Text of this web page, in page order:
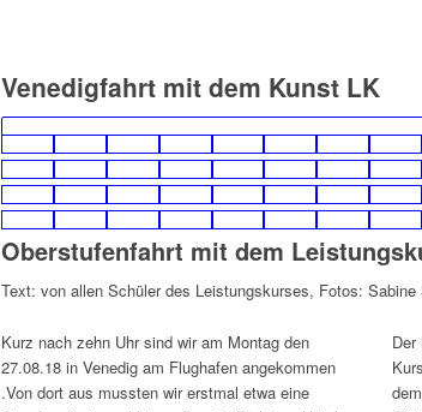
Venedigfahrt mit dem Kunst LK
Oberstufenfahrt mit dem
Text: von allen Schüler des Leistungskurses, Fotos:
Kurz nach zehn Uhr sind wir am Montag den
27.08.18 in Venedig am Flughafen angekommen
.Von dort aus mussten wir erstmal etwa eine
Der